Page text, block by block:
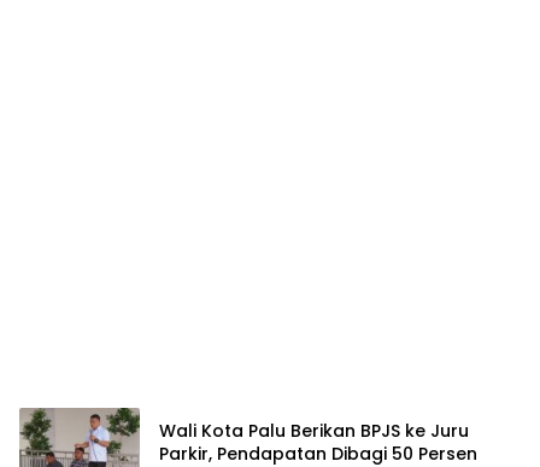
Wali Kota Palu Berikan BPJS ke Juru
Parkir, Pendapatan Dibagi 50 Persen